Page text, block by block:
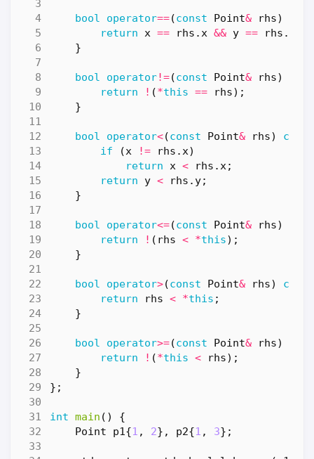
bool operator==(const Point& rhs)
return x == rhs .x && y == rhs .
}
bool operator!=(const Point& rhs)
return
! (*this == rhs);
}
bool operator<(const Point& rhs)
if
(x != rhs .x)
return x < rhs .x;
return
y < rhs . y;
}
bool operator<=(const Point& rhs)
return
! ( rhs < *this);
}
bool operator>(const Point& rhs)
return
rhs < *this ;
}
bool operator>=(const Point& rhs)
return
! (*this < rhs);
}
};
int main ()
{
Point
p1{1 , 2}, p2{1 , 3};